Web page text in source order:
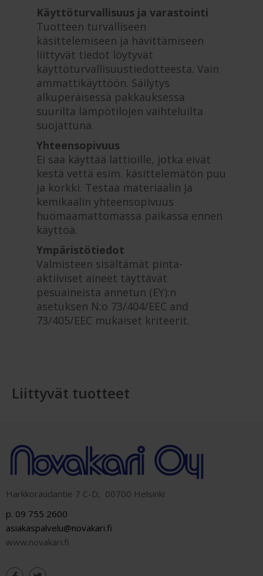
Käyttöturvallisuus ja varastointi
Tuotteen turvalliseen
käsittelemiseen ja hävittämiseen
liittyvät tiedot löytyvät
käyttöturvallisuustiedotteesta. Vain
ammattikäyttöön. Säilytys
alkuperäisessä pakkauksessa
suurilta lämpötilojen vaihteluilta
suojattuna.
Yhteensopivuus
Ei saa käyttää lattioille, jotka eivät
kestä vettä esim. käsittelemätön puu
ja korkki. Testaa materiaalin ja
kemikaalin yhteensopivuus
huomaamattomassa paikassa ennen
käyttöä.
Ympäristötiedot
Valmisteen sisältämät pinta-
aktiiviset aineet täyttävät
pesuaineista annetun (EY):n
asetuksen N:o 73/404/EEC and
73/405/EEC mukaiset kriteerit.
Liittyvät tuotteet
Harkkoraudantie 7 C-D, 00700 Helsinki
p. 09 755 2600
asiakaspalvelu@novakari.fi
www.novakari.fi